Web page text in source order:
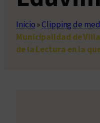
Inicio»Clipping de
Municipalidad de
de la Lectura en la